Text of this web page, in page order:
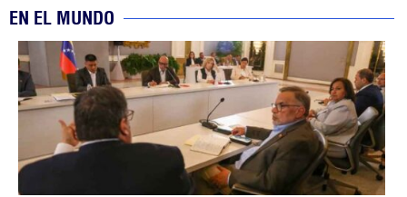
EN EL MUNDO